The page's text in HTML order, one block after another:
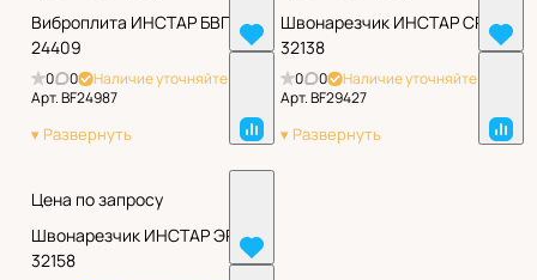
Виброплита ИНСТАР БВП
24409
0 0
Наличие уточняйте
Арт.BF24987
Швонарезчик ИНСТАР СРШ
32138
0 0
Наличие уточняйте
Арт.BF29427
Цена по запросу
Швонарезчик ИНСТАР ЭРШ
32158